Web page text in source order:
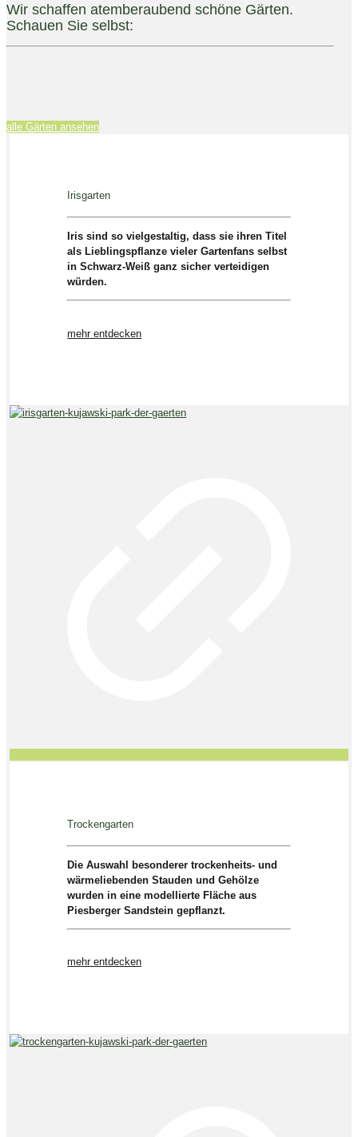
Wir schaffen atemberaubend schöne Gärten.
Schauen Sie selbst:
alle Gärten ansehen
Irisgarten
Iris sind so vielgestaltig, dass sie ihren Titel
als Lieblingspflanze vieler Gartenfans selbst
in Schwarz-Weiß ganz sicher verteidigen
würden.
mehr entdecken
Trockengarten
Die Auswahl besonderer trockenheits- und
wärmeliebenden Stauden und Gehölze
wurden in eine modellierte Fläche aus
Piesberger Sandstein gepflanzt.
mehr entdecken